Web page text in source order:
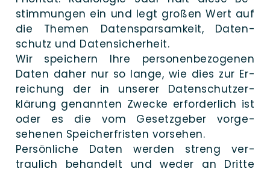
stimmungen ein und legt gro­ßen Wert auf
die The­men Daten­spar­sam­keit, Daten­
schutz und Datensicherheit.
Wir spei­chern Ihre per­sonen­be­zogenen
Daten daher nur so lan­ge, wie dies zur Er­
reichung der in unse­rer Daten­schutz­er­
klärung ge­nannten Zwe­cke er­for­der­lich ist
oder es die vom Gesetz­geber vor­ge­
sehenen Speicher­fristen vorsehen.
Per­sönliche Daten wer­den streng ver­
traulich be­handelt und weder an Drit­te